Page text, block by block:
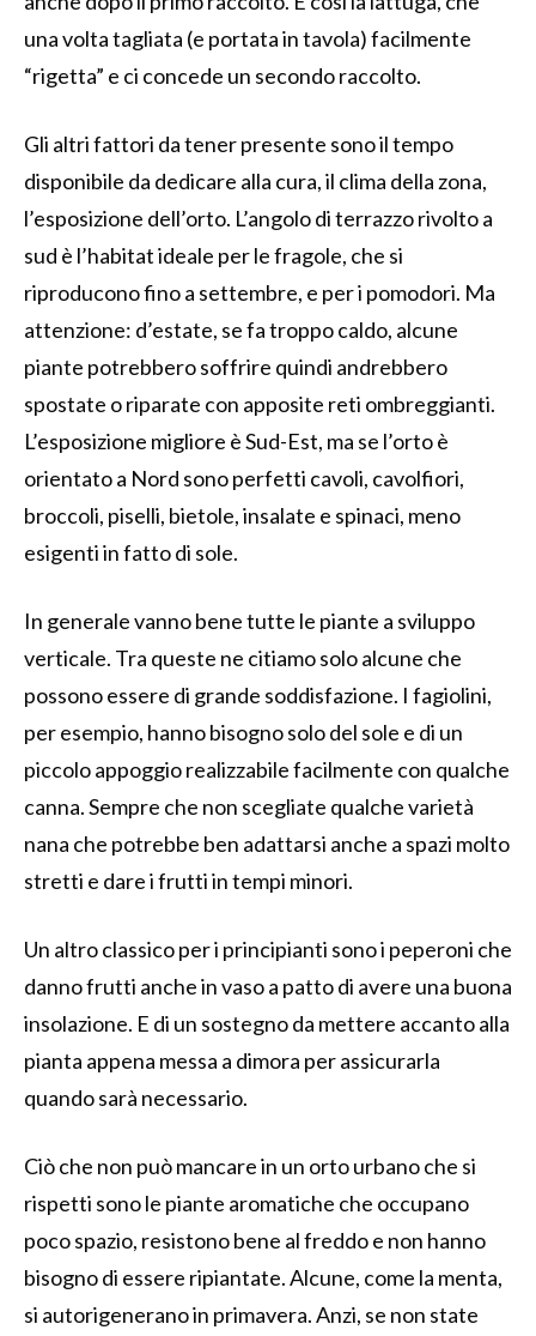
una volta tagliata (e portata in tavola) facilmente
“rigetta” e ci concede un secondo raccolto.
Gli altri fattori da tener presente sono il tempo
disponibile da dedicare alla cura, il clima della zona,
l’esposizione dell’orto. L’angolo di terrazzo rivolto a
sud è l’habitat ideale per le fragole, che si
riproducono fino a settembre, e per i pomodori. Ma
attenzione: d’estate, se fa troppo caldo, alcune
piante potrebbero soffrire quindi andrebbero
spostate o riparate con apposite reti ombreggianti.
L’esposizione migliore è Sud-Est, ma se l’orto è
orientato a Nord sono perfetti cavoli, cavolfiori,
broccoli, piselli, bietole, insalate e spinaci, meno
esigenti in fatto di sole.
In generale vanno bene tutte le piante a sviluppo
verticale. Tra queste ne citiamo solo alcune che
possono essere di grande soddisfazione. I fagiolini,
per esempio, hanno bisogno solo del sole e di un
piccolo appoggio realizzabile facilmente con qualche
canna. Sempre che non scegliate qualche varietà
nana che potrebbe ben adattarsi anche a spazi molto
stretti e dare i frutti in tempi minori.
Un altro classico per i principianti sono i peperoni che
danno frutti anche in vaso a patto di avere una buona
insolazione. E di un sostegno da mettere accanto alla
pianta appena messa a dimora per assicurarla
quando sarà necessario.
Ciò che non può mancare in un orto urbano che si
rispetti sono le piante aromatiche che occupano
poco spazio, resistono bene al freddo e non hanno
bisogno di essere ripiantate. Alcune, come la menta,
si autorigenerano in primavera. Anzi, se non state